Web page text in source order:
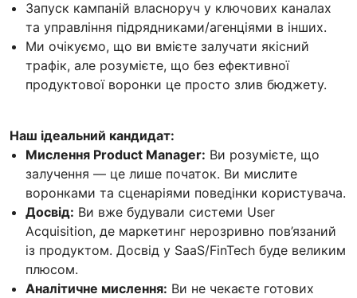
Запуск кампаній власноруч у ключових каналах
та управління підрядниками/агенціями в інших.
Ми очікуємо, що ви вмієте залучати якісний
трафік, але розумієте, що без ефективної
продуктової воронки це просто злив бюджету.
Наш ідеальний кандидат:
Мислення Product Manager: Ви розумієте, що
залучення — це лише початок. Ви мислите
воронками та сценаріями поведінки користувача.
Досвід: Ви вже будували системи User
Acquisition, де маркетинг нерозривно пов’язаний
із продуктом. Досвід у SaaS/FinTech буде великим
плюсом.
Аналітичне мислення: Ви не чекаєте готових